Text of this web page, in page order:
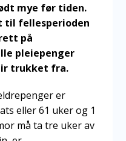
mye før tiden.
til fellesperioden
på
pleiepenger
trukket fra.
er
eller 61 uker og 1
må ta tre uker av